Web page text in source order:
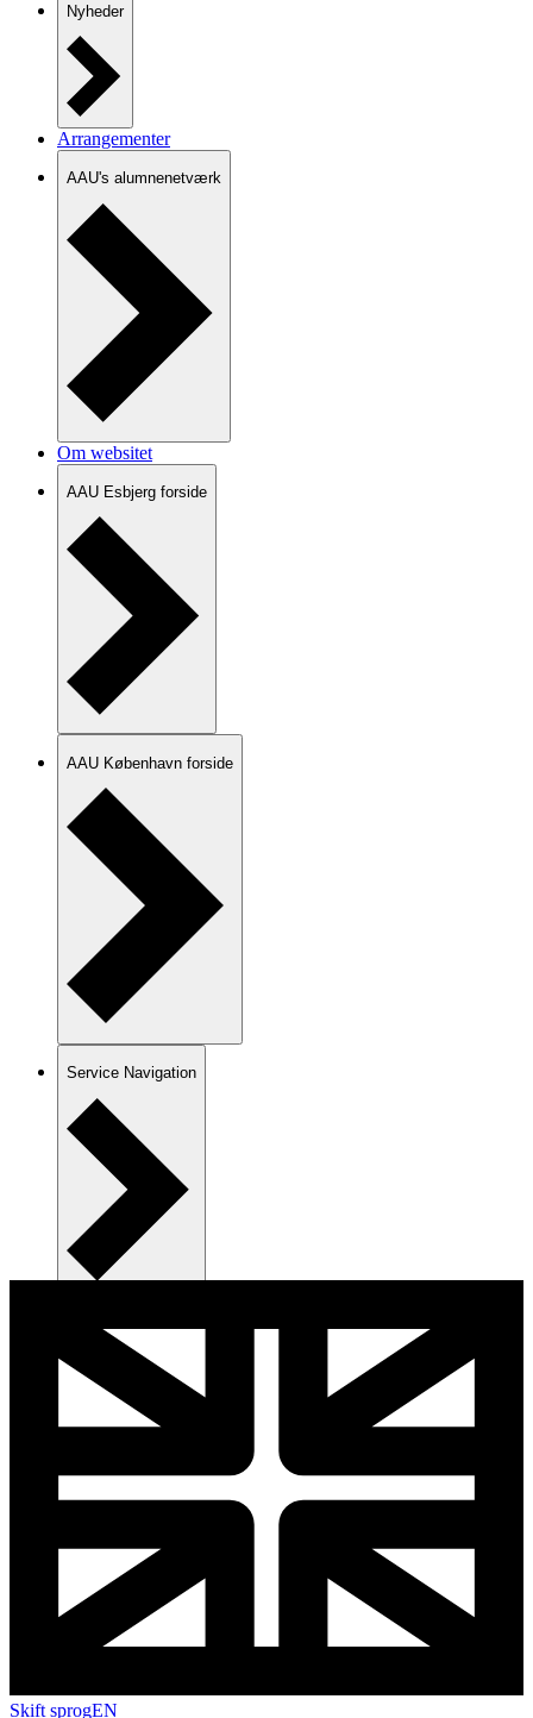
Nyheder
Arrangementer
AAU's alumnenetværk
Om websitet
AAU Esbjerg forside
AAU København forside
Service Navigation
Skift sprogEN